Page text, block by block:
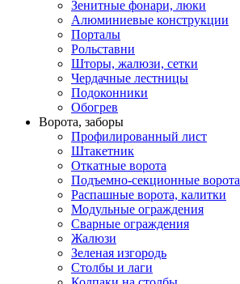
Зенитные фонари, люки
Алюминиевые конструкции
Порталы
Рольставни
Шторы, жалюзи, сетки
Чердачные лестницы
Подоконники
Обогрев
Ворота, заборы
Профилированный лист
Штакетник
Откатные ворота
Подъемно-секционные ворота
Распашные ворота, калитки
Модульные ограждения
Сварные ограждения
Жалюзи
Зеленая изгородь
Столбы и лаги